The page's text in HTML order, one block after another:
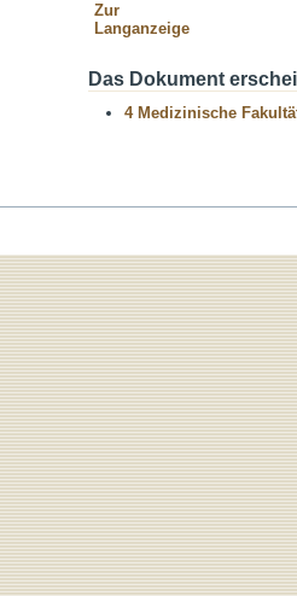
Zur
Langanzeige
Das Dokument
4 Medizinische